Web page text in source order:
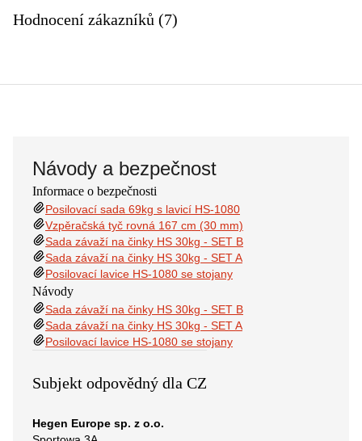
Hodnocení zákazníků (7)
Návody a bezpečnost
Informace o bezpečnosti
Posilovací sada 69kg s lavicí HS-1080
Vzpěračská tyč rovná 167 cm (30 mm)
Sada závaží na činky HS 30kg - SET B
Sada závaží na činky HS 30kg - SET A
Posilovací lavice HS-1080 se stojany
Návody
Sada závaží na činky HS 30kg - SET B
Sada závaží na činky HS 30kg - SET A
Posilovací lavice HS-1080 se stojany
Subjekt odpovědný dla CZ
Hegen Europe sp. z o.o.